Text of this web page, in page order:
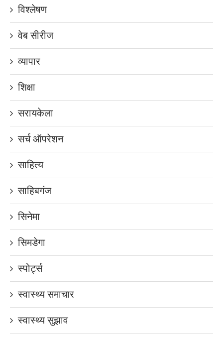
विश्लेषण
वेब सीरीज
व्यापार
शिक्षा
सरायकेला
सर्च ऑपरेशन
साहित्य
साहिबगंज
सिनेमा
सिमडेगा
स्पोर्ट्स
स्वास्थ्य समाचार
स्वास्थ्य सुझाव